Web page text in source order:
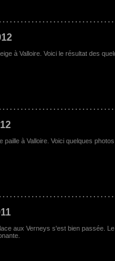
à Valloire. Voici le résultat des
à Valloire. Voici quelques
aux Verneys s'est bien passée.